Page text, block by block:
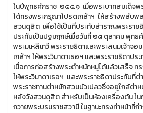
ในปีพุทธศักราช ๒๔๔๑ เมื่อพระบาทสมเด็จพ
ได้ทรงพระกรุณาโปรดเกล้าฯ ให้สร้างพลับพ
สวนดุสิต เพื่อใช้เป็นที่ประทับสำราญพระราช
ประทับเป็นปฐมฤกษ์เมื่อวันที่ ๒๘ ตุลาคม พุท
พระมเหสีเทวี พระราชธิดาและพระสนมเจ้าจ
เกล้าฯ ให้พระวิมาดาเธอฯ และพระราชธิดาป
เมื่อการก่อสร้างพระตำหนักหมู่ได้แล้วเสร็จ ท
ให้พระวิมาดาเธอฯ และพระราชธิดาประทับที่
พระราชทานตำหนักสวนบัวเปลวซึ่งอยู่ใกล้ตำ
หลังวังสวนดุสิต สำหรับเป็นห้องเครื่องต้น ใน
ถวายพระบรมราชสวามี ในฐานะทรงทำหน้าที่